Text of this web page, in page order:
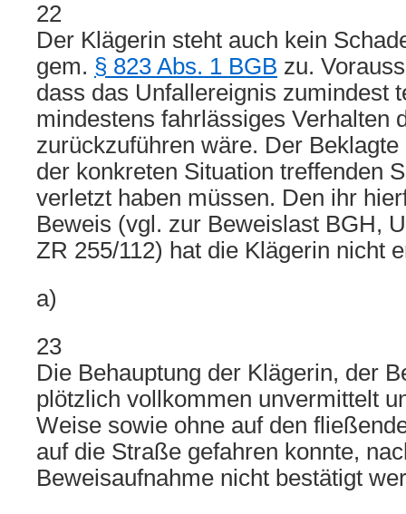
22
Der Klägerin steht auch kein
gem. § 823 Abs. 1 BGB zu.
dass das Unfallereignis zumindest
mindestens fahrlässiges Verhalten
zurückzuführen wäre. Der
der konkreten Situation treffenden
verletzt haben müssen. Den ihr
Beweis (vgl. zur Beweislast BGH,
ZR 255/112) hat die Klägerin nicht
a)
23
Die Behauptung der Klägerin, der
plötzlich vollkommen unvermittelt
Weise sowie ohne auf den
auf die Straße gefahren konnte,
Beweisaufnahme nicht bestätigt